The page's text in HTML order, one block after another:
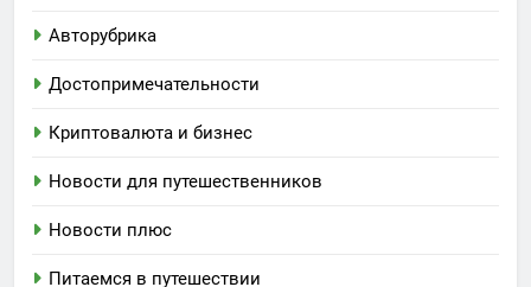
Авторубрика
Достопримечательности
Криптовалюта и бизнес
Новости для путешественников
Новости плюс
Питаемся в путешествии